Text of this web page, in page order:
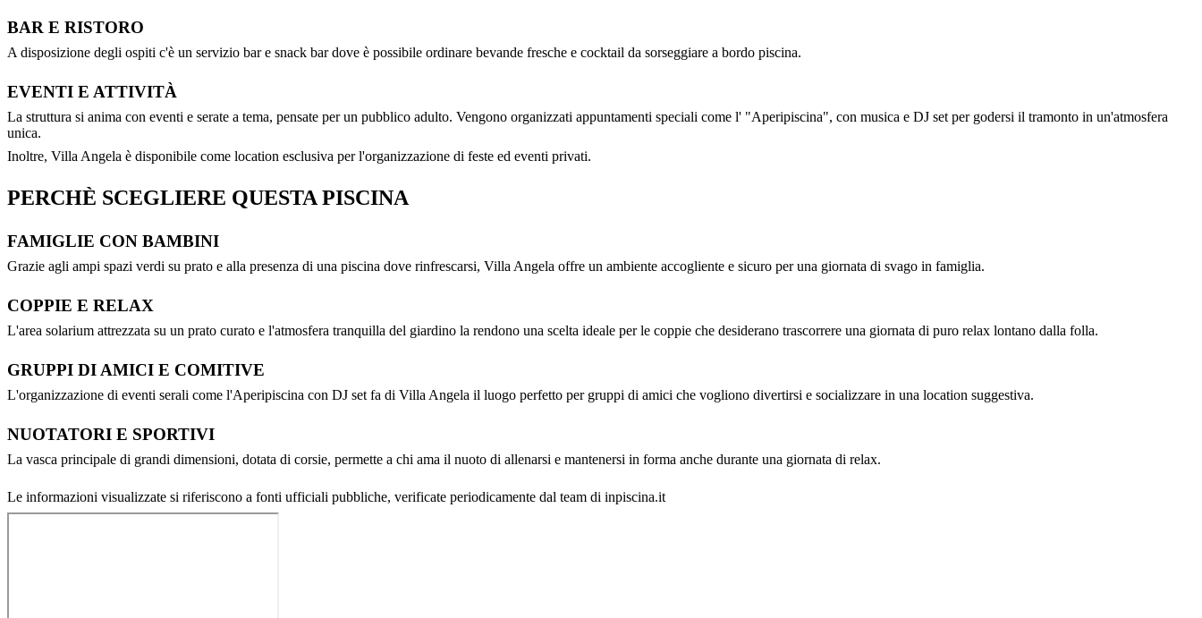
BAR E RISTORO
A disposizione degli ospiti c'è un servizio bar e snack bar dove è possibile ordinare bevande fresche e cocktail da sorseggiare a bordo piscina.
EVENTI E ATTIVITÀ
La struttura si anima con eventi e serate a tema, pensate per un pubblico adulto. Vengono organizzati appuntamenti speciali come l' "Aperipiscina", con musica e DJ set per godersi il tramonto in un'atmosfera
unica.
Inoltre, Villa Angela è disponibile come location esclusiva per l'organizzazione di feste ed eventi privati.
PERCHÈ SCEGLIERE QUESTA PISCINA
FAMIGLIE CON BAMBINI
Grazie agli ampi spazi verdi su prato e alla presenza di una piscina dove rinfrescarsi, Villa Angela offre un ambiente accogliente e sicuro per una giornata di svago in famiglia.
COPPIE E RELAX
L'area solarium attrezzata su un prato curato e l'atmosfera tranquilla del giardino la rendono una scelta ideale per le coppie che desiderano trascorrere una giornata di puro relax lontano dalla folla.
GRUPPI DI AMICI E COMITIVE
L'organizzazione di eventi serali come l'Aperipiscina con DJ set fa di Villa Angela il luogo perfetto per gruppi di amici che vogliono divertirsi e socializzare in una location suggestiva.
NUOTATORI E SPORTIVI
La vasca principale di grandi dimensioni, dotata di corsie, permette a chi ama il nuoto di allenarsi e mantenersi in forma anche durante una giornata di relax.
Le informazioni visualizzate si riferiscono a fonti ufficiali pubbliche, verificate periodicamente dal team di inpiscina.it